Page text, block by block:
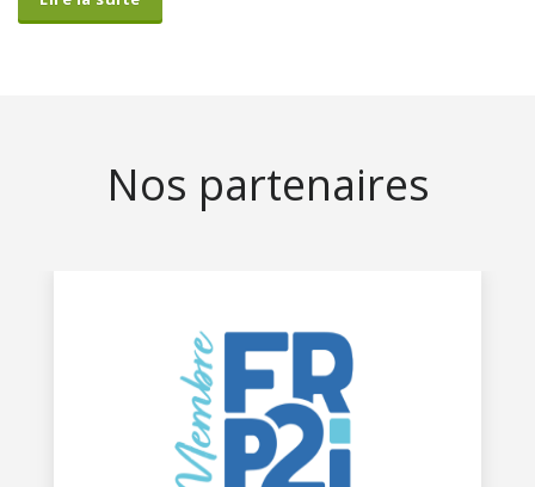
Lire la suite
Nos partenaires